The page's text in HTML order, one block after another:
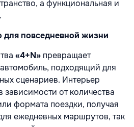
а функциональная и
для повседневной жизни
«4+N» превращает
подходящий для
сценариев. Интерьер
зависимости от количества
формата поездки, получая
ежедневных маршрутов, так